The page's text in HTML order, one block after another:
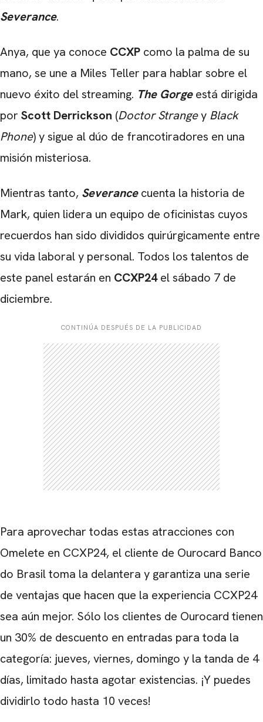
Severance.
Anya, que ya conoce CCXP como la palma de su
mano, se une a Miles Teller para hablar sobre el
nuevo éxito del streaming. The Gorgeestá dirigida
por Scott Derrickson (Doctor Strangey Black
Phone) y sigue al dúo de francotiradores en una
misión misteriosa.
Mientras tanto, Severancecuenta la historia de
Mark, quien lidera un equipo de oficinistas cuyos
recuerdos han sido divididos quirúrgicamente entre
su vida laboral y personal. Todos los talentos de
este panel estarán en CCXP24el sábado 7 de
diciembre.
CONTINÚA DESPUÉS DE LA PUBLICIDAD
Para aprovechar todas estas atracciones con
Omelete en CCXP24, el cliente de Ourocard Banco
do Brasil toma la delantera y garantiza una serie
de ventajas que hacen que la experiencia CCXP24
sea aún mejor. Sólo los clientes de Ourocard tienen
un 30% de descuento en entradas para toda la
categoría: jueves, viernes, domingo y la tanda de 4
días, limitado hasta agotar existencias. ¡Y puedes
dividirlo todo hasta 10 veces!